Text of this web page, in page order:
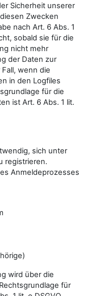
Sicherheit unserer
Zwecken
nach Art. 6 Abs. 1
sobald sie für die
nicht mehr
der Daten zur
wenn die
in den Logfiles
für die
ist Art. 6 Abs. 1 lit.
sich unter
registrieren.
Anmeldeprozesses
wird über die
für